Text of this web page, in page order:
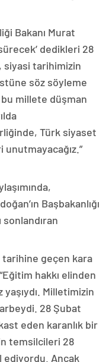
Bakanı Murat
dedikleri 28
siyasi tarihimizin
söz söyleme
bu millete düşman
Türk siyaset
Başbakanlığı
sonlandıran
tarihine geçen kara
hakkı elinden
yaşıydı. Milletimizin
28 Şubat
eden karanlık bir
temsilcileri 28
ediyordu. Ancak